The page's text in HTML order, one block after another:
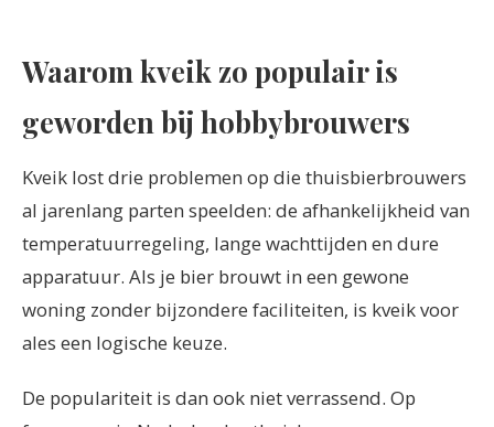
Waarom kveik zo populair is
geworden bij hobbybrouwers
Kveik lost drie problemen op die thuisbierbrouwers
al jarenlang parten speelden: de afhankelijkheid van
temperatuurregeling, lange wachttijden en dure
apparatuur. Als je bier brouwt in een gewone
woning zonder bijzondere faciliteiten, is kveik voor
ales een logische keuze.
De populariteit is dan ook niet verrassend. Op